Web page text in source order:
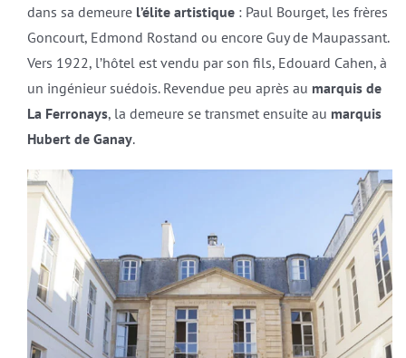
dans sa demeure l’élite artistique: Paul Bourget, les frères
Goncourt, Edmond Rostand ou encore Guy de Maupassant.
Vers 1922, l’hôtel est vendu par son fils, Edouard Cahen, à
un ingénieur suédois. Revendue peu après au marquis de
La Ferronays, la demeure se transmet ensuite au marquis
Hubert de Ganay.